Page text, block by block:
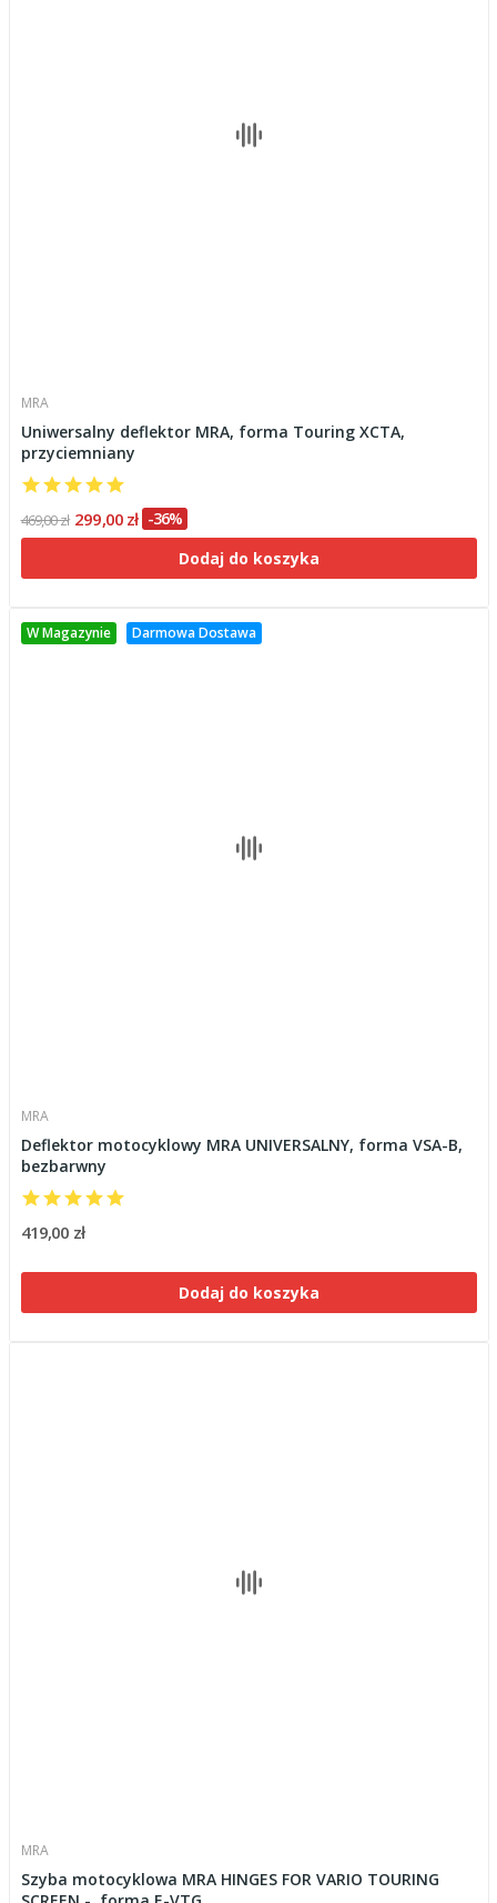
MRA
Uniwersalny deflektor MRA, forma Touring XCTA,
przyciemniany
469,00 zł 299,00 zł -36%
Dodaj do koszyka
W Magazynie Darmowa Dostawa
MRA
Deflektor motocyklowy MRA UNIVERSALNY, forma VSA-B,
bezbarwny
419,00 zł
Dodaj do koszyka
MRA
Szyba motocyklowa MRA HINGES FOR VARIO TOURING